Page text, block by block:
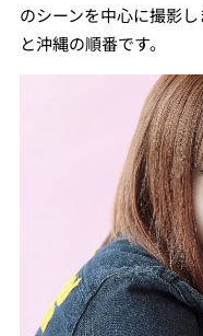
のシーンを中心に撮影
と沖縄の順番です。